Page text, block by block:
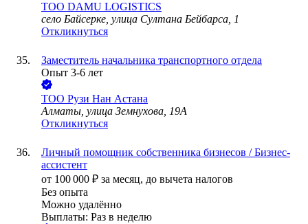
ТОО DAMU LOGISTICS
село Байсерке, улица Султана Бейбарса, 1
Откликнуться
Заместитель начальника транспортного отдела
Опыт 3-6 лет
ТОО Рузи Нан Астана
Алматы, улица Земнухова, 19А
Откликнуться
Личный помощник собственника бизнесов / Бизнес-
ассистент
от 100 000 ₽ за месяц, до вычета налогов
Без опыта
Можно удалённо
Выплаты: Раз в неделю